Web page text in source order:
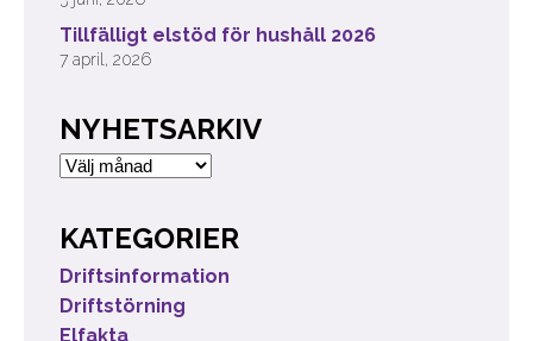
Tillfälligt elstöd för hushåll 2026
7 april, 2026
NYHETSARKIV
Nyhetsarkiv
KATEGORIER
Driftsinformation
Driftstörning
Elfakta